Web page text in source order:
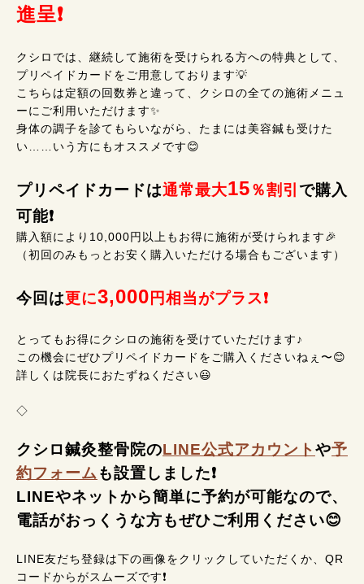
進呈❗
クシロでは、継続して施術を受けられる方への特典として、
プリペイドカードをご用意しております💡
こちらは定額の回数券と違って、クシロの全ての施術メニュ
ーにご利用いただけます✨
身体の調子を診てもらいながら、たまには美容鍼も受けた
い……いう方にもオススメです😊
プリペイドカードは通常最大15％割引 で購入
可能❗
購入額により10,000円以上もお得に施術が受けられます🎉
（初回のみもっとお安く購入いただける場合もございます）
今回は更に3,000 円相当がプラス❗
とってもお得にクシロの施術を受けていただけます♪
この機会にぜひプリペイドカードをご購入くださいねぇ〜😊
詳しくは院長におたずねください😃
◇
クシロ鍼灸整骨院のLINE公式アカウントや予
約フォーム も設置しました❗
LINEやネットから簡単に予約が可能なので、
電話がおっくうな方もぜひご利用ください😊
LINE友だち登録は下の画像をクリックしていただくか、QR
コードからがスムーズです❗